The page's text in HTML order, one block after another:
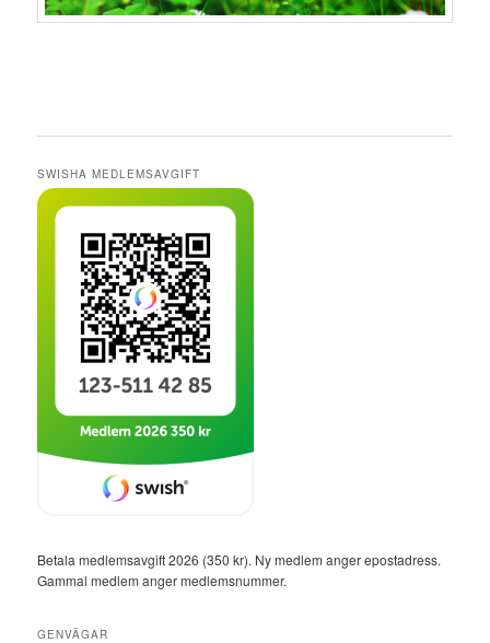
SWISHA MEDLEMSAVGIFT
Betala medlemsavgift 2026 (350 kr). Ny medlem anger epostadress.
Gammal medlem anger medlemsnummer.
GENVÄGAR